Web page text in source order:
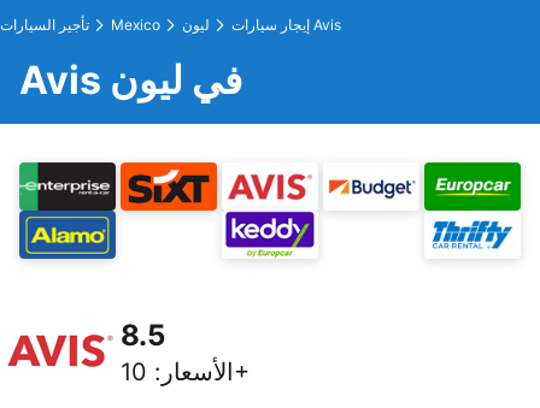
تأجير السيارات Mexico ليون إيجار سيارات Avis
Avis في ليون
8.5
الأسعار : 10+